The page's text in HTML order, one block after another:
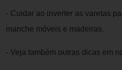
- Cuidar ao inverter as varetas
manche móveis e madeiras.
- Veja também outras dicas em